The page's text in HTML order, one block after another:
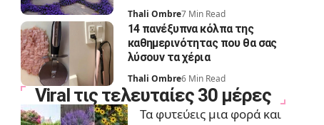
Thali Ombre7 Min Read
14 πανέξυπνα κόλπα της
καθημερινότητας που θα σας
λύσουν τα χέρια
Thali Ombre6 Min Read
Viral τις τελευταίες 30 μέρες
Τα φυτεύεις μια φορά και